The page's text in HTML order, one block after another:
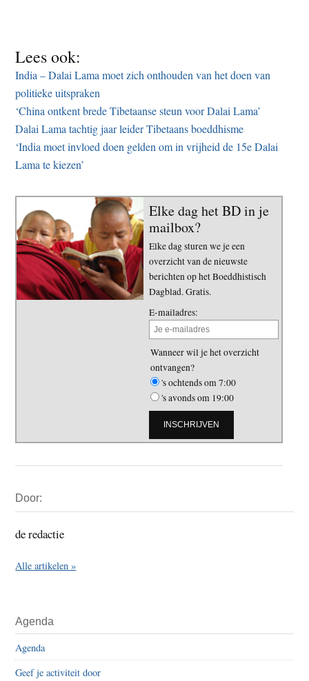
Lees ook:
India – Dalai Lama moet zich onthouden van het doen van
politieke uitspraken
‘China ontkent brede Tibetaanse steun voor Dalai Lama’
Dalai Lama tachtig jaar leider Tibetaans boeddhisme
‘India moet invloed doen gelden om in vrijheid de 15e Dalai
Lama te kiezen’
Elke dag het BD in je
mailbox?
Elke dag sturen we je een
overzicht van de nieuwste
berichten op het Boeddhistisch
Dagblad. Gratis.
E-mailadres:
Wanneer wil je het overzicht
ontvangen?
's ochtends om 7:00
's avonds om 19:00
Sidebar
Door:
de redactie
Alle artikelen »
Agenda
Agenda
Geef je activiteit door